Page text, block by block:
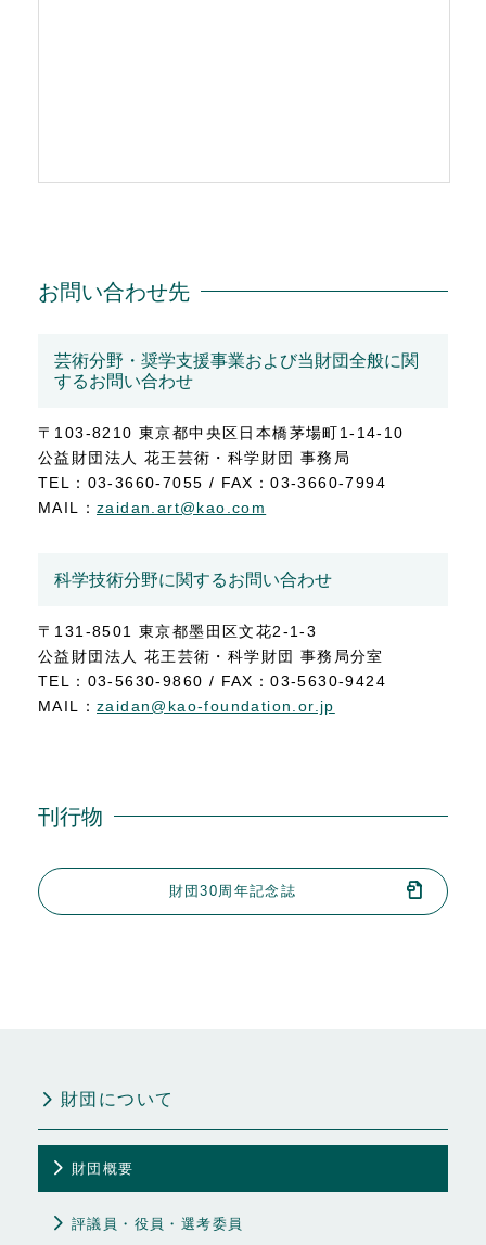
お問い合わせ先
芸術分野・奨学支援事業および当財団全般に関
するお問い合わせ
〒103-8210 東京都中央区日本橋茅場町1-14-10
公益財団法人 花王芸術・科学財団 事務局
TEL：03-3660-7055 / FAX：03-3660-7994
MAIL： zaidan.art@kao.com
科学技術分野に関するお問い合わせ
〒131-8501 東京都墨田区文花2-1-3
公益財団法人 花王芸術・科学財団 事務局分室
TEL：03-5630-9860 / FAX：03-5630-9424
MAIL： zaidan@kao-foundation.or.jp
刊行物
財団30周年記念誌
財団について
財団概要
評議員・役員・選考委員